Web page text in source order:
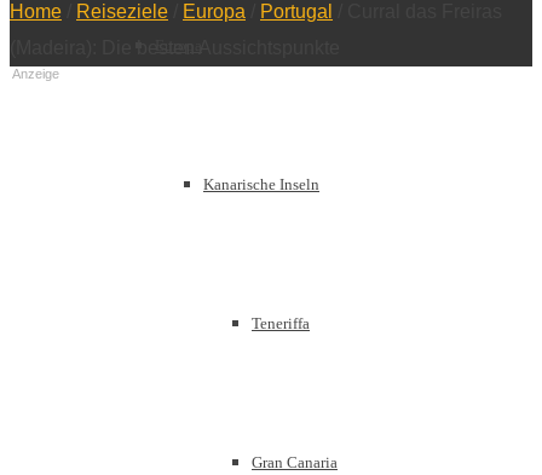
Kanarische Inseln
Teneriffa
Gran Canaria
Home Reiseziele Europa Portugal
Anzeige